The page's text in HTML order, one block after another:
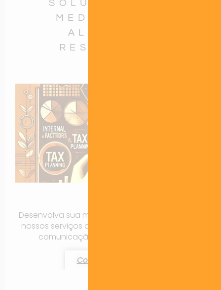
SOLUÇÕES SOB
MEDIDA PARA
ALCANÇAR
RESULTADOS
Desenvolva sua marca e identidade visual com
nossos serviços de branding personalizados.e
comunicação corporativa completa.
Contratar Agora!